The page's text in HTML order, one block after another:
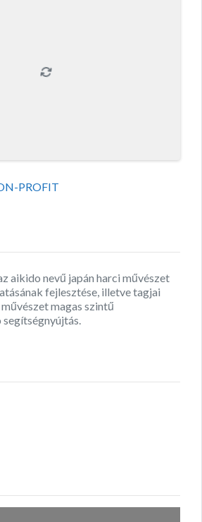
PROFIT
aikido nevű japán harci művészet
fejlesztése, illetve tagjai
magas szintű